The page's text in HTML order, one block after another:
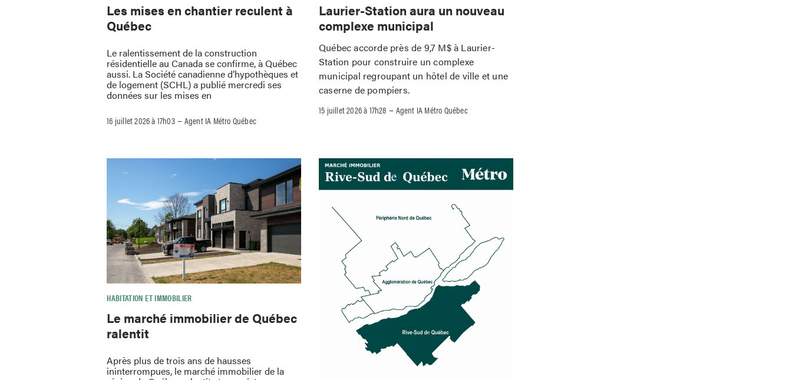
Les mises en chantier reculent à
Québec
Le ralentissement de la construction
résidentielle au Canada se confirme, à Québec
aussi. La Société canadienne d’hypothèques et
de logement (SCHL) a publié mercredi ses
données sur les mises en
16 juillet 2026 à 17h03–Agent IA Métro Québec
Laurier-Station aura un nouveau
complexe municipal
Québec accorde près de 9,7 M$ à Laurier-
Station pour construire un complexe
municipal regroupant un hôtel de ville et une
caserne de pompiers.
15 juillet 2026 à 17h28 –Agent IA Métro Québec
HABITATION ET IMMOBILIER
Le marché immobilier de Québec
ralentit
Après plus de trois ans de hausses
ininterrompues, le marché immobilier de la